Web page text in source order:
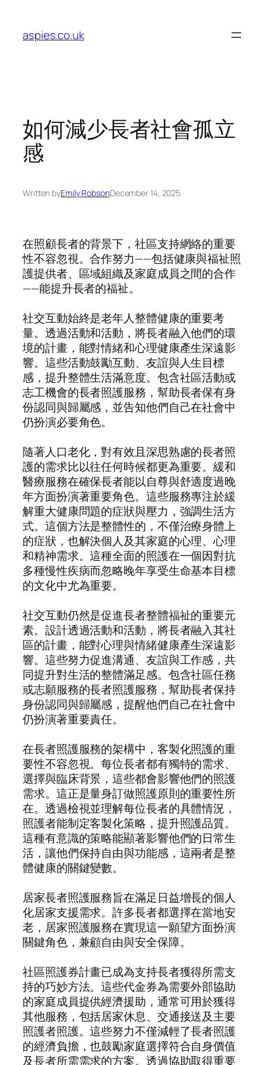
content
aspies.co.uk
如何減少長者社會孤立
感
Written byEmily RobsonDecember 14, 2025
在照顧長者的背景下，社區支持網絡的重要
性不容忽視。合作努力——包括健康與福祉照
護提供者、區域組織及家庭成員之間的合作
——能提升長者的福祉。
社交互動始終是老年人整體健康的重要考
量。透過活動和活動，將長者融入他們的環
境的計畫，能對情緒和心理健康產生深遠影
響。這些活動鼓勵互動、友誼與人生目標
感，提升整體生活滿意度。包含社區活動或
志工機會的長者照護服務，幫助長者保有身
份認同與歸屬感，並告知他們自己在社會中
仍扮演必要角色。
隨著人口老化，對有效且深思熟慮的長者照
護的需求比以往任何時候都更為重要。緩和
醫療服務在確保長者能以自尊與舒適度過晚
年方面扮演著重要角色。這些服務專注於緩
解重大健康問題的症狀與壓力，強調生活方
式。這個方法是整體性的，不僅治療身體上
的症狀，也解決個人及其家庭的心理、心理
和精神需求。這種全面的照護在一個因對抗
多種慢性疾病而忽略晚年享受生命基本目標
的文化中尤為重要。
社交互動仍然是促進長者整體福祉的重要元
素。設計透過活動和活動，將長者融入其社
區的計畫，能對心理與情緒健康產生深遠影
響。這些努力促進溝通、友誼與工作感，共
同提升對生活的整體滿足感。包含社區任務
或志願服務的長者照護服務，幫助長者保持
身份認同與歸屬感，提醒他們自己在社會中
仍扮演著重要責任。
在長者照護服務的架構中，客製化照護的重
要性不容忽視。每位長者都有獨特的需求、
選擇與臨床背景，這些都會影響他們的照護
需求。這正是量身訂做照護原則的重要性所
在。透過檢視並理解每位長者的具體情況，
照護者能制定客製化策略，提升照護品質。
這種有意識的策略能顯著影響他們的日常生
活，讓他們保持自由與功能感，這兩者是整
體健康的關鍵變數。
居家長者照護服務旨在滿足日益增長的個人
化居家支援需求。許多長者都選擇在當地安
老，居家照護服務在實現這一願望方面扮演
關鍵角色，兼顧自由與安全保障。
社區照護券計畫已成為支持長者獲得所需支
持的巧妙方法。這些代金券為需要外部協助
的家庭成員提供經濟援助，通常可用於獲得
其他服務，包括居家休息、交通接送及主要
照護者照護。這些努力不僅減輕了長者照護
的經濟負擔，也鼓勵家庭選擇符合自身價值
及長者所需需求的方案。透過協助取得重要